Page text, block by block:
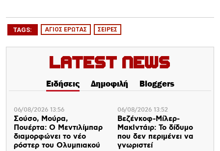
TAGS: ΑΓΙΟΣ ΕΡΩΤΑΣ ΣΕΙΡΕΣ
Latest News
Ειδήσεις Δημοφιλή Bloggers
06/08/2026 13:56
Σούσο, Μούρα,
Πουέρτα: Ο Μεντιλίμπαρ
διαμορφώνει το νέο
ρόστερ του Ολυμπιακού
06/08/2026 13:52
Βεζένκοφ-Μίλερ-
ΜακΙντάιρ: Το δίδυμο
που δεν περιμένει να
γνωριστεί